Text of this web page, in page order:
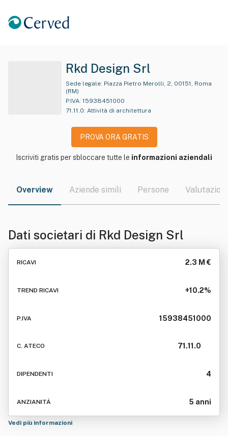
Rkd Design Srl
Sede legale:
(RM)
P.IVA: 15938451000
71.11.0: Attività di architettura
PROVA ORA GRATIS
Iscriviti gratis per sbloccare tutte le informazioni aziendali
Overview Aziende simili Persone Valutazioni
Dati societari di Rkd Design Srl
RICAVI 2.3 M €
TREND RICAVI +10.2%
P.IVA 15938451000
C. ATECO 71.11.0
DIPENDENTI 4
ANZIANITÁ 5 anni
Vedi più informazioni